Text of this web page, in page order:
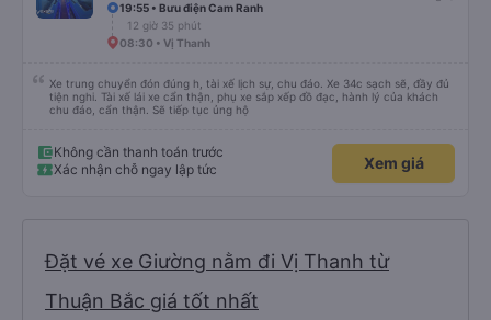
19:55 • Bưu điện Cam Ranh
12 giờ 35 phút
08:30 • Vị Thanh
Xe trung chuyển đón đúng h, tài xế lịch sự, chu đáo. Xe 34c sạch sẽ, đầy đủ
tiện nghi. Tài xế lái xe cẩn thận, phụ xe sắp xếp đồ đạc, hành lý của khách
chu đáo, cẩn thận. Sẽ tiếp tục ủng hộ
Không cần thanh toán trước
Xác nhận chỗ ngay lập tức
Xem giá
Đặt vé xe Giường nằm đi Vị Thanh từ
Thuận Bắc giá tốt nhất